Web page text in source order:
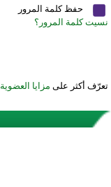
حفظ كلمة المرور
نسيت كلمة المرور؟
تعرّف أكثر على مزايا العضوية